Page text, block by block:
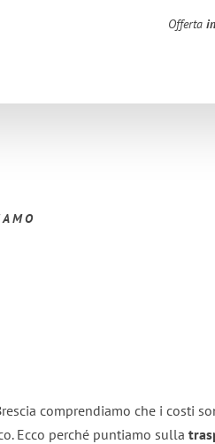
Offerta
comprendiamo che i costi
Ecco perché puntiamo sulla